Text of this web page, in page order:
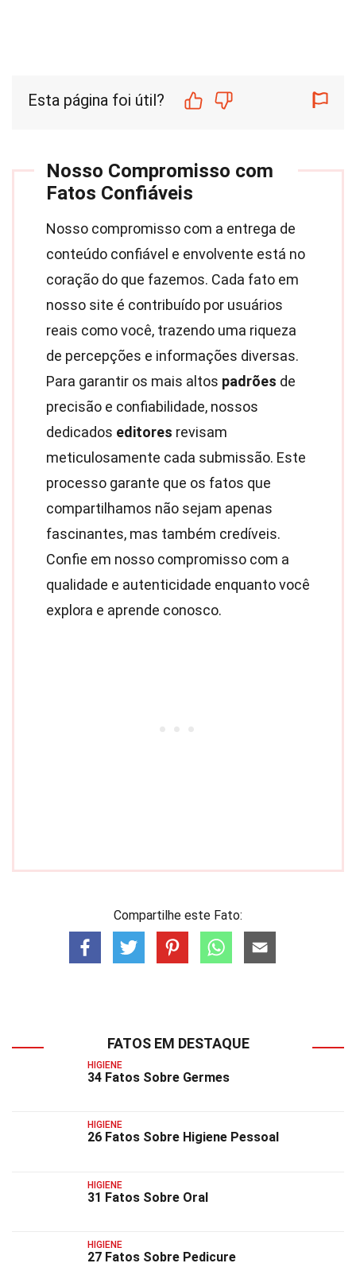
Esta página foi útil?
Nosso Compromisso com
Fatos Confiáveis
Nosso compromisso com a entrega de
conteúdo confiável e envolvente está no
coração do que fazemos. Cada fato em
nosso site é contribuído por usuários
reais como você, trazendo uma riqueza
de percepções e informações diversas.
Para garantir os mais altos padrões de
precisão e confiabilidade, nossos
dedicados editores revisam
meticulosamente cada submissão. Este
processo garante que os fatos que
compartilhamos não sejam apenas
fascinantes, mas também credíveis.
Confie em nosso compromisso com a
qualidade e autenticidade enquanto você
explora e aprende conosco.
Compartilhe este Fato:
FATOS EM DESTAQUE
HIGIENE
34 Fatos Sobre Germes
HIGIENE
26 Fatos Sobre Higiene Pessoal
HIGIENE
31 Fatos Sobre Oral
HIGIENE
27 Fatos Sobre Pedicure